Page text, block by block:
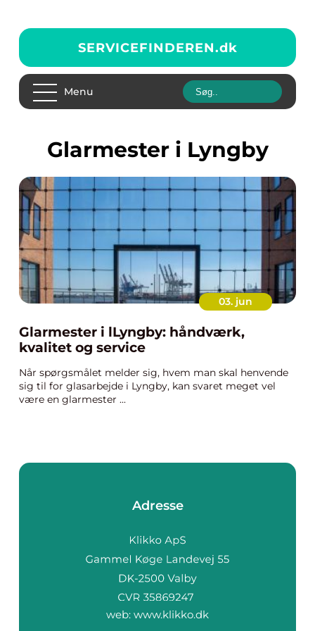
SERVICEFINDEREN.dk
Menu
glarmester i Lyngby
03. jun
Glarmester i lLyngby: håndværk,
kvalitet og service
Når spørgsmålet melder sig, hvem man skal henvende
sig til for glasarbejde i Lyngby, kan svaret meget vel
være en glarmester ...
Adresse
web: www.klikko.dk